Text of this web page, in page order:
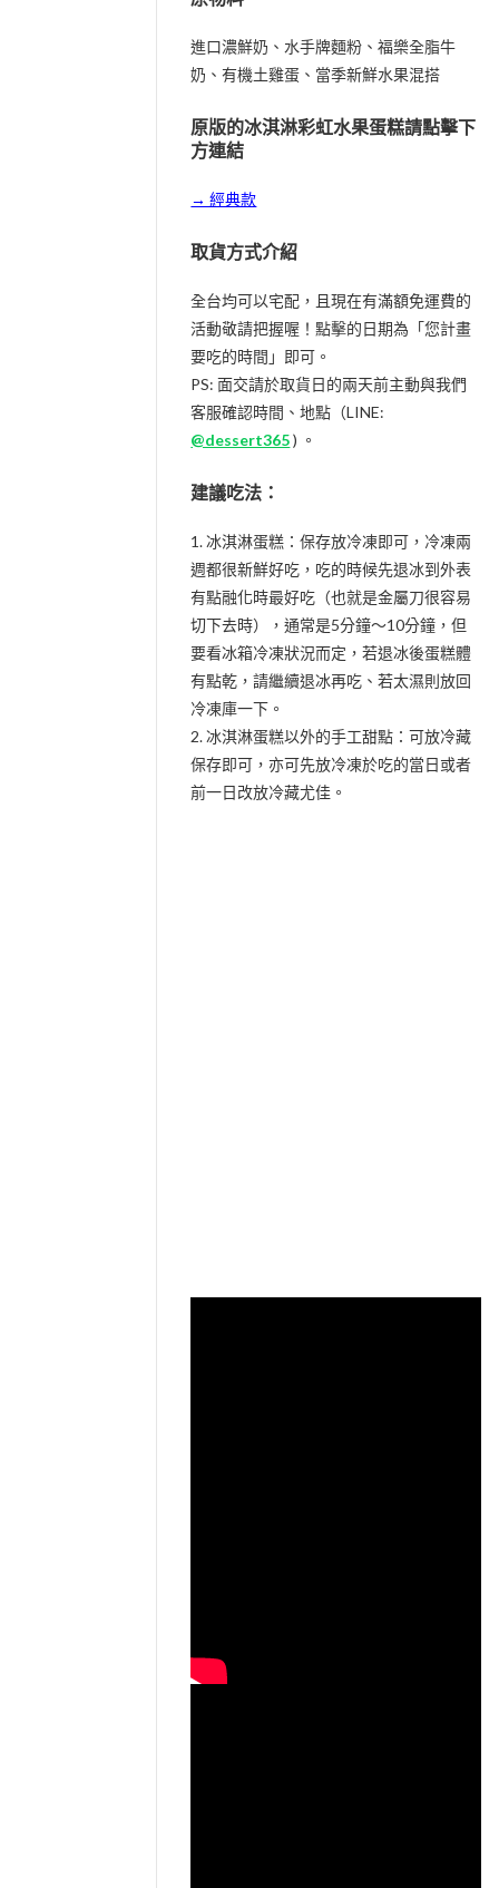
進口濃鮮奶、水手牌麵粉、福樂全脂牛
奶、有機土雞蛋、當季新鮮水果混搭
原版的冰淇淋彩虹水果蛋糕請點擊下
方連結
→ 經典款
取貨方式介紹
全台均可以宅配，且現在有滿額免運費的
活動敬請把握喔！點擊的日期為「您計畫
要吃的時間」即可。
PS: 面交請於取貨日的兩天前主動與我們
客服確認時間、地點（LINE:
@dessert365) 。
建議吃法：
1. 冰淇淋蛋糕：保存放冷凍即可，冷凍兩
週都很新鮮好吃，吃的時候先退冰到外表
有點融化時最好吃（也就是金屬刀很容易
切下去時），通常是5分鐘～10分鐘，但
要看冰箱冷凍狀況而定，若退冰後蛋糕體
有點乾，請繼續退冰再吃、若太濕則放回
冷凍庫一下。
2. 冰淇淋蛋糕以外的手工甜點：可放冷藏
保存即可，亦可先放冷凍於吃的當日或者
前一日改放冷藏尤佳。